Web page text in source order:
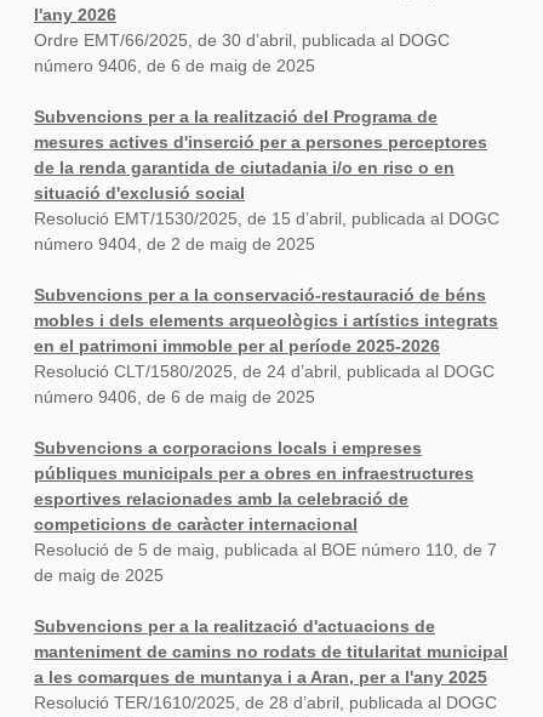
l'any 2026
Ordre EMT/66/2025, de 30 d’abril, publicada al DOGC
número 9406, de 6 de maig de 2025
Subvencions per a la realització del Programa de
mesures actives d'inserció per a persones perceptores
de la renda garantida de ciutadania i/o en risc o en
situació d'exclusió social
Resolució EMT/1530/2025, de 15 d’abril, publicada al DOGC
número 9404, de 2 de maig de 2025
Subvencions per a la conservació-restauració de béns
mobles i dels elements arqueològics i artístics integrats
en el patrimoni immoble per al període 2025-2026
Resolució CLT/1580/2025, de 24 d’abril, publicada al DOGC
número 9406, de 6 de maig de 2025
Subvencions a corporacions locals i empreses
públiques municipals per a obres en infraestructures
esportives relacionades amb la celebració de
competicions de caràcter internacional
Resolució de 5 de maig, publicada al BOE número 110, de 7
de maig de 2025
Subvencions per a la realització d'actuacions de
manteniment de camins no rodats de titularitat municipal
a les comarques de muntanya i a Aran, per a l'any 2025
Resolució TER/1610/2025, de 28 d’abril, publicada al DOGC